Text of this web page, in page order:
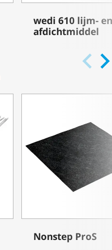
wedi 610 lijm- en
afdichtmiddel
Nonstep ProS